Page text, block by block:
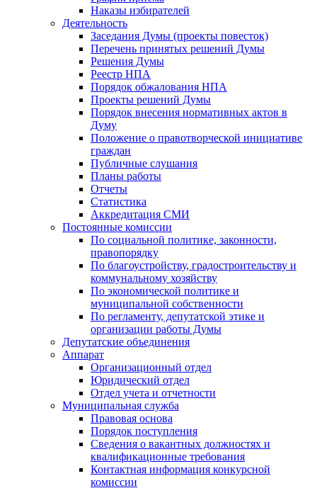
Наказы избирателей
Деятельность
Заседания Думы (проекты повесток)
Перечень принятых решений Думы
Решения Думы
Реестр НПА
Порядок обжалования НПА
Проекты решений Думы
Порядок внесения нормативных актов в
Думу
Положение о правотворческой инициативе
граждан
Публичные слушания
Планы работы
Отчеты
Статистика
Аккредитация СМИ
Постоянные комиссии
По социальной политике, законности,
правопорядку
По благоустройству, градостроительству и
коммунальному хозяйству
По экономической политике и
муниципальной собственности
По регламенту, депутатской этике и
организации работы Думы
Депутатские объединения
Аппарат
Организационный отдел
Юридический отдел
Отдел учета и отчетности
Муниципальная служба
Правовая основа
Порядок поступления
Сведения о вакантных должностях и
квалификационные требования
Контактная информация конкурсной
комиссии